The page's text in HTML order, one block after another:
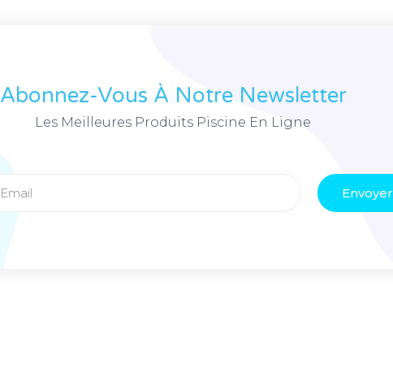
Abonnez-Vous À Notre Newsletter
Les Meilleures Produits Piscine En Ligne
Envoyer